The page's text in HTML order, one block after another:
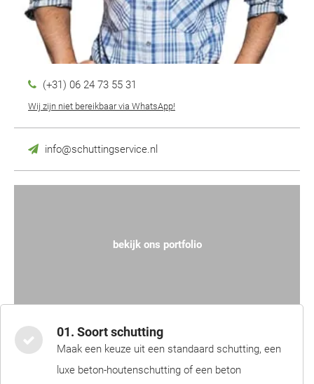
(+31) 06 24 73 55 31
Wij zijn niet bereikbaar via WhatsApp!
info@schuttingservice.nl
bekijk ons portfolio
01. Soort schutting
Maak een keuze uit een standaard schutting, een
luxe beton-houtenschutting of een beton